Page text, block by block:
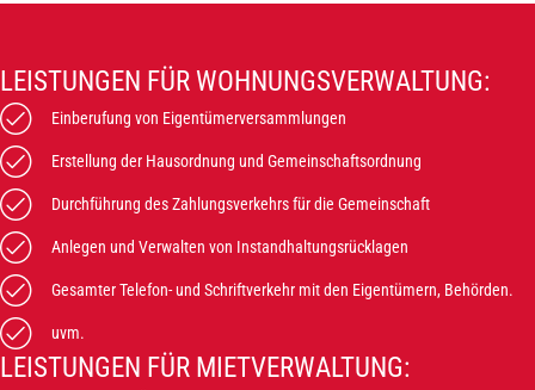
LEISTUNGEN FÜR WOHNUNGS­VERWALTUNG:
Einberufung von Eigentümerversammlungen
Erstellung der Hausordnung und Gemeinschaftsordnung
Durchführung des Zahlungsverkehrs für die Gemeinschaft
Anlegen und Verwalten von Instandhaltungsrücklagen
Gesamter Telefon- und Schriftverkehr mit den Eigentümern, Behörden.
uvm.
LEISTUNGEN FÜR MIET­VERWALTUNG: